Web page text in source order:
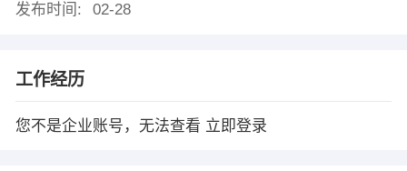
发布时间:
02-28
工作经历
您不是企业账号，无法查看 立即登录